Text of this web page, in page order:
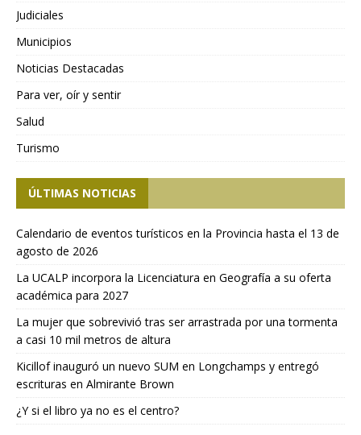
Judiciales
Municipios
Noticias Destacadas
Para ver, oír y sentir
Salud
Turismo
ÚLTIMAS NOTICIAS
Calendario de eventos turísticos en la Provincia hasta el 13 de
agosto de 2026
La UCALP incorpora la Licenciatura en Geografía a su oferta
académica para 2027
La mujer que sobrevivió tras ser arrastrada por una tormenta
a casi 10 mil metros de altura
Kicillof inauguró un nuevo SUM en Longchamps y entregó
escrituras en Almirante Brown
¿Y si el libro ya no es el centro?